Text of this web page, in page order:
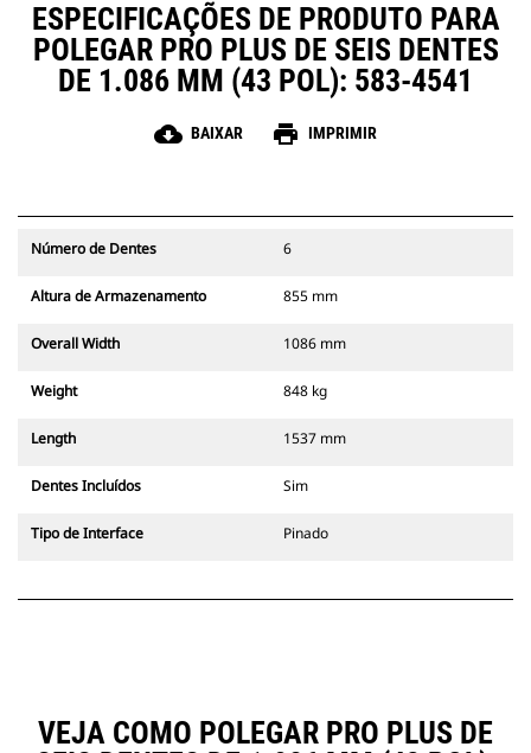
ESPECIFICAÇÕES DE PRODUTO PARA
POLEGAR PRO PLUS DE SEIS DENTES
DE 1.086 MM (43 POL): 583-4541
cloud_download BAIXAR print IMPRIMIR
Número de Dentes 6
Altura de Armazenamento 855 mm
Overall Width 1086 mm
Weight 848 kg
Length 1537 mm
Dentes Incluídos Sim
Tipo de Interface Pinado
VEJA COMO POLEGAR PRO PLUS DE